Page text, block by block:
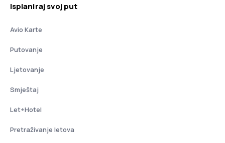
Isplaniraj svoj put
Avio Karte
Putovanje
Ljetovanje
Smještaj
Let+Hotel
Pretraživanje letova